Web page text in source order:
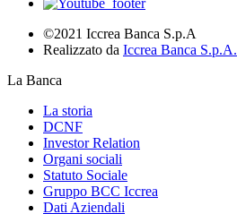
©2021 Iccrea Banca S.p.A
Realizzato da Iccrea Banca S.p.A.
La Banca
La storia
DCNF
Investor Relation
Organi sociali
Statuto Sociale
Gruppo BCC Iccrea
Dati Aziendali